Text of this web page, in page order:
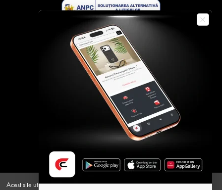
Descarca aplicatia Contakt
Plata securizata
Acest site utilizeaza cookie-uri pentru a oferi o experienta personalizata